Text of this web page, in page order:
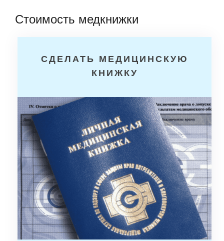
Стоимость медкнижки
СДЕЛАТЬ МЕДИЦИНСКУЮ
КНИЖКУ